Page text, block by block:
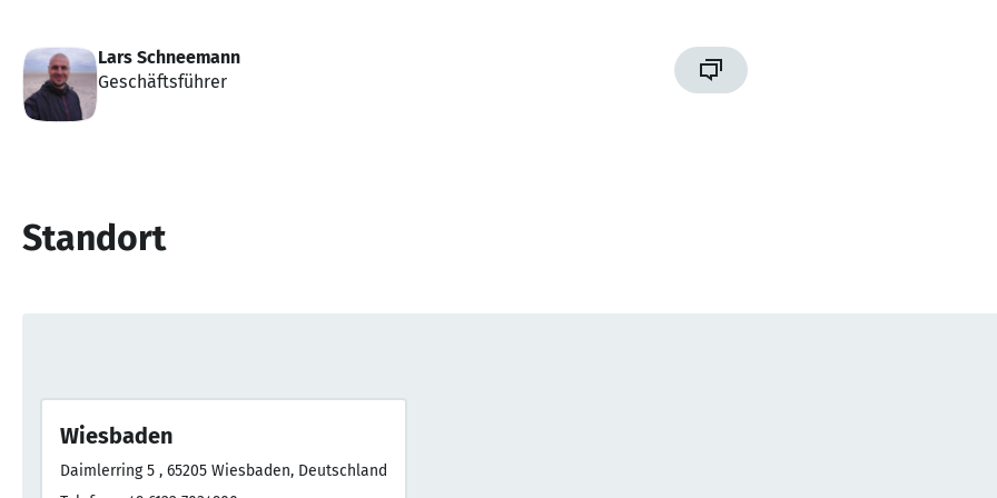
Lars Schneemann
Geschäftsführer
Standort
Wiesbaden
Daimlerring 5 , 65205 Wiesbaden, Deutschland